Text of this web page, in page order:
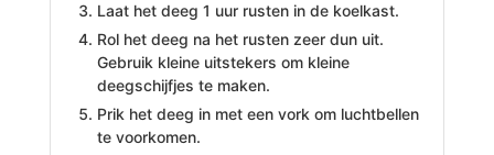
Laat het deeg 1 uur rusten in de koelkast.
Rol het deeg na het rusten zeer dun uit.
Gebruik kleine uitstekers om kleine
deegschijfjes te maken.
Prik het deeg in met een vork om luchtbellen
te voorkomen.